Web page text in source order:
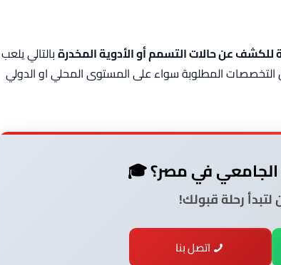
عن حالات التسمم أو الأدوية المخدرةبالتالي يلعب
التخصصات المطلوبة سواء على المستوى المحلي او الدولي
في مصر؟ 🎓
رحلة قبولك!
اتصل بنا